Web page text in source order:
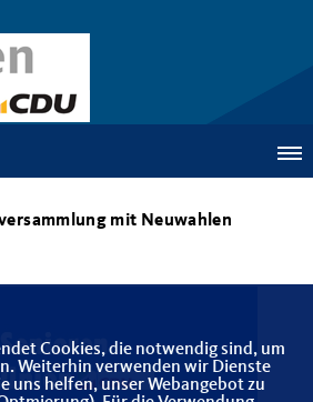
mit Neuwahlen
Cookies, die notwendig sind, um
Weiterhin verwenden wir Dienste
uns helfen, unser Webangebot zu